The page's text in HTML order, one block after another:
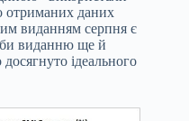
отриманих даних
виданням серпня є
виданню ще й
досягнуто ідеального